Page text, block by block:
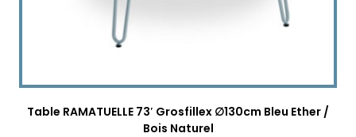
Table RAMATUELLE 73′ Grosfillex ∅130cm Bleu Ether /
Bois Naturel